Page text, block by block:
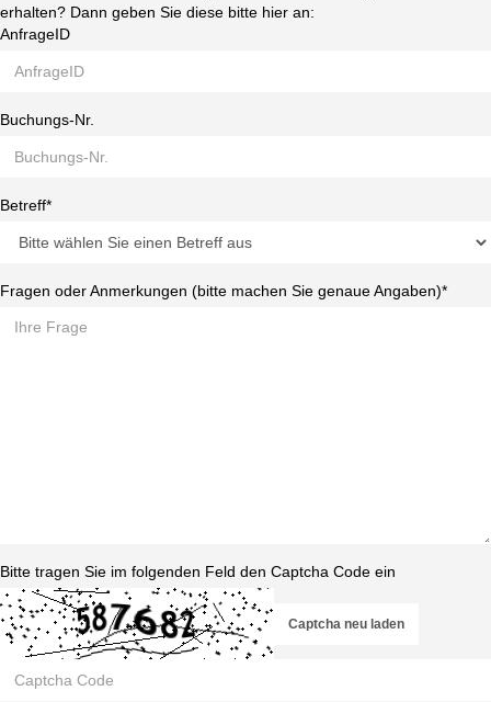
erhalten? Dann geben Sie diese bitte hier an:
AnfrageID
Buchungs-Nr.
Betreff*
Fragen oder Anmerkungen (bitte machen Sie genaue Angaben)*
Bitte tragen Sie im folgenden Feld den Captcha Code ein
Captcha neu laden